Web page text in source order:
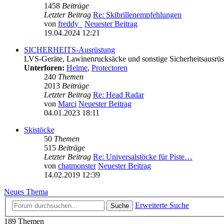
1458 Beiträge
Letzter Beitrag Re: Skibrillenempfehlungen
von freddy_
Neuester Beitrag
19.04.2024 12:21
SICHERHEITS-Ausrüstung
LVS-Geräte, Lawinenrucksäcke und sonstige
Unterforen: Helme, Protectoren
240 Themen
2013 Beiträge
Letzter Beitrag Re: Head Radar
von Marci Neuester Beitrag
04.01.2023 18:11
Skistöcke
50 Themen
515 Beiträge
Letzter Beitrag Re: Universalstöcke für Piste…
von chatmonster Neuester Beitrag
14.02.2019 12:39
Neues Thema
Suche
Erweiterte Suche
189 Themen